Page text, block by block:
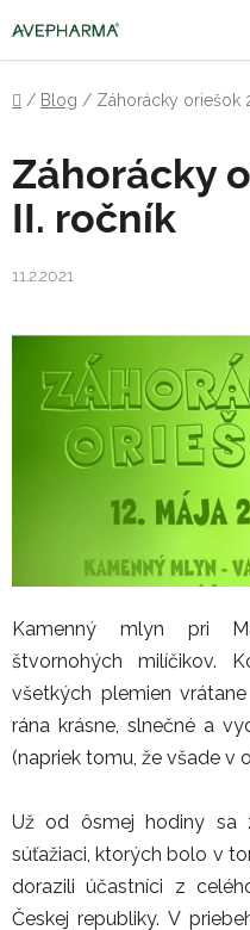
na
obsah
Domov
/ Blog / Záhorácky oriešok
Záhorácky
II. ročník
11.2.2021
Kamenný mlyn pri
štvornohých milíčikov.
všetkých plemien
rána krásne, slnečné a
(napriek tomu, že všade v
Už od ôsmej hodiny sa
súťažiaci, ktorých bolo v
dorazili účastníci z
Českej republiky. V